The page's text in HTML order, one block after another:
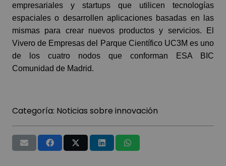
empresariales y startups que utilicen tecnologías
espaciales o desarrollen aplicaciones basadas en las
mismas para crear nuevos productos y servicios. El
Vivero de Empresas del Parque Científico UC3M es uno
de los cuatro nodos que conforman ESA BIC
Comunidad de Madrid.
Categoría: Noticias sobre innovación